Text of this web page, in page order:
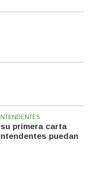
primera carta
puedan